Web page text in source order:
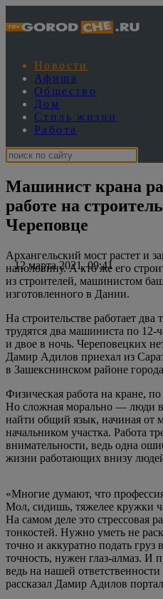
Новости
Афиша
Общество
Дом
Стиль жизни
Работа
Машинист крана
работе на
Череповце
12 марта 2021, 09:41
Архангельский мост растет и
наполовину. А кто же его
из строителей, машинистом
изготовленного в Дании.
На строительстве работает
трудятся два машиниста по
и двое в ночь. Череповецких
Дамир Адилов приехал из
в Зашекснинском районе
Физическая работа на кране,
Но сложная морально — люди
найти общий язык, начиная от
начальником участка. Работа
внимательности, ведь одна
жизни работающих внизу
«Многие думают, что
Мол, сидишь, тяжелее кружки
На самом деле это стрессовая
тонкостей. Нужно уметь не
точно и аккуратно подать
точность, нужен глаз-алмаз. И
ведь на нашей
рассказал Дамир Адилов